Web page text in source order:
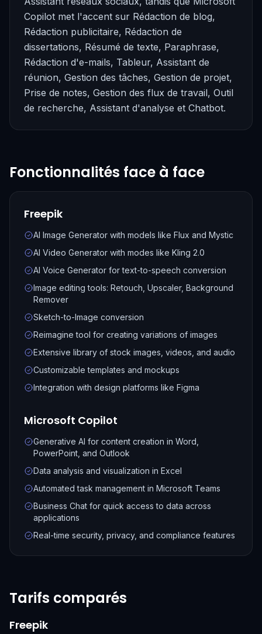
Copilot met l'accent sur Rédaction de blog,
Rédaction publicitaire, Rédaction de
dissertations, Résumé de texte, Paraphrase,
Rédaction d'e-mails, Tableur, Assistant de
réunion, Gestion des tâches, Gestion de projet,
Prise de notes, Gestion des flux de travail, Outil
de recherche, Assistant d'analyse et Chatbot.
Fonctionnalités face à face
Freepik
AI Image Generator with models like Flux and Mystic
AI Video Generator with modes like Kling 2.0
AI Voice Generator for text-to-speech conversion
Image editing tools: Retouch, Upscaler, Background
Remover
Sketch-to-Image conversion
Reimagine tool for creating variations of images
Extensive library of stock images, videos, and audio
Customizable templates and mockups
Integration with design platforms like Figma
Microsoft Copilot
Generative AI for content creation in Word,
PowerPoint, and Outlook
Data analysis and visualization in Excel
Automated task management in Microsoft Teams
Business Chat for quick access to data across
applications
Real-time security, privacy, and compliance features
Tarifs comparés
Freepik